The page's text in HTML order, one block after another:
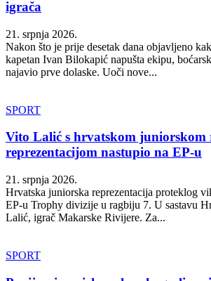
igrača
21. srpnja 2026.
Nakon što je prije desetak dana objavljeno
kapetan Ivan Bilokapić napušta ekipu,
najavio prve dolaske. Uoči nove...
SPORT
Vito Lalić s hrvatskom juniorskom
reprezentacijom nastupio na EP-u
21. srpnja 2026.
Hrvatska juniorska reprezentacija proteklog
EP-u Trophy divizije u ragbiju 7. U sastavu
Lalić, igrač Makarske Rivijere. Za...
SPORT